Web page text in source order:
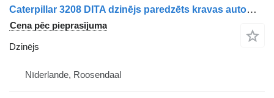
Caterpillar 3208 DITA dzinējs paredzēts kravas automašīnas
Cena pēc pieprasījuma
Dzinējs
Nīderlande, Roosendaal